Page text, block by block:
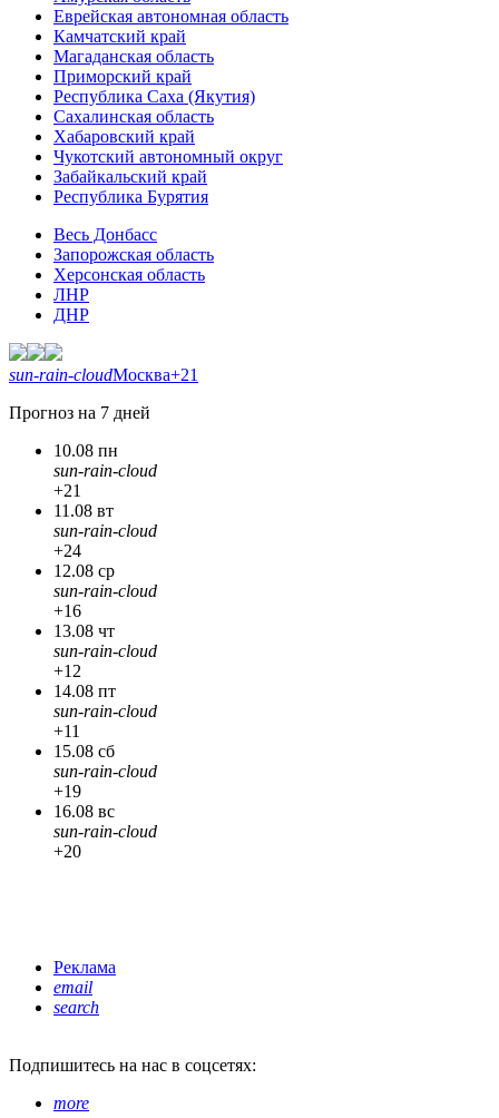
Еврейская автономная область
Камчатский край
Магаданская область
Приморский край
Республика Саха (Якутия)
Сахалинская область
Хабаровский край
Чукотский автономный округ
Забайкальский край
Республика Бурятия
Весь Донбасс
Запорожская область
Херсонская область
ЛНР
ДНР
sun-rain-cloudМосква+21
Прогноз на 7 дней
10.08 пн
sun-rain-cloud
+21
11.08 вт
sun-rain-cloud
+24
12.08 ср
sun-rain-cloud
+16
13.08 чт
sun-rain-cloud
+12
14.08 пт
sun-rain-cloud
+11
15.08 сб
sun-rain-cloud
+19
16.08 вс
sun-rain-cloud
+20
Реклама
email
search
Подпишитесь на нас в соцсетях:
more